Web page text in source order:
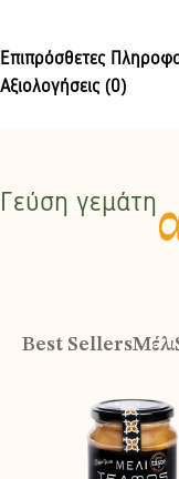
Επιπρόσθετες
Αξιολογήσεις (0)
Γεύση γεμάτη
Best SellersΜέλι